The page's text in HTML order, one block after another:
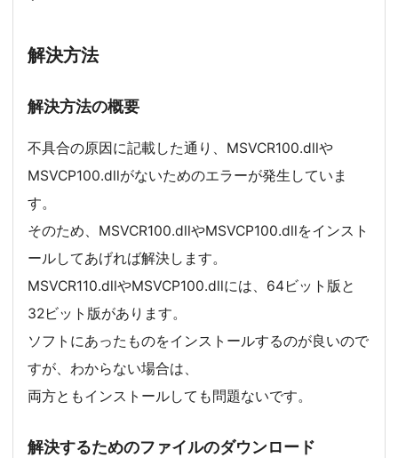
解決方法
解決方法の概要
不具合の原因に記載した通り、MSVCR100.dllや
MSVCP100.dllがないためのエラーが発生していま
す。
そのため、MSVCR100.dllやMSVCP100.dllをインスト
ールしてあげれば解決します。
MSVCR110.dllやMSVCP100.dllには、64ビット版と
32ビット版があります。
ソフトにあったものをインストールするのが良いので
すが、わからない場合は、
両方ともインストールしても問題ないです。
解決するためのファイルのダウンロード